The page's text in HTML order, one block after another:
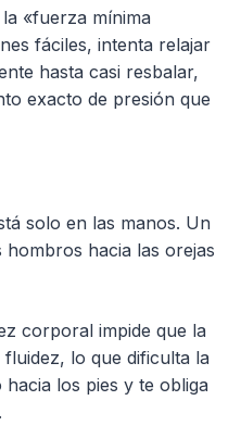
«fuerza mínima
fáciles, intenta relajar
hasta casi resbalar,
exacto de presión que
solo en las manos. Un
hacia las orejas
corporal impide que la
lo que dificulta la
los pies y te obliga